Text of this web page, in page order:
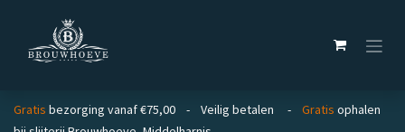
Gratis bezorging vanaf €75,00 - Veilig betalen - Gratis ophalen